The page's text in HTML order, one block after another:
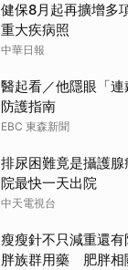
健保8月起再擴增多
重大疾病照
中華日報
醫起看／他隱眼「
防護指南
EBC 東森新聞
排尿困難竟是攝護
院最快一天出院
中天電視台
瘦瘦針不只減重還
胖族群用藥 肥胖相